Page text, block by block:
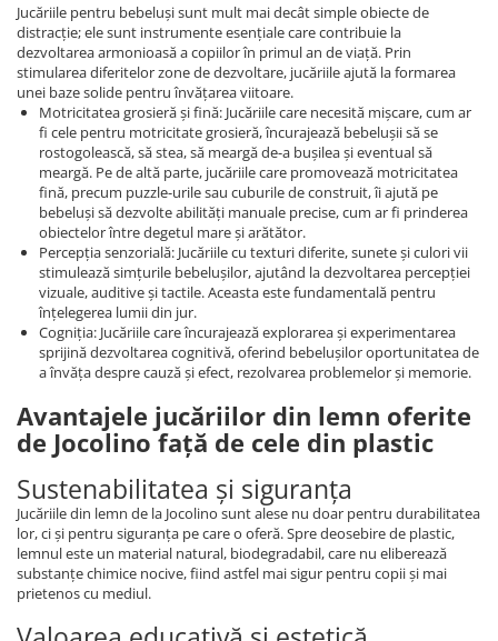
Jucăriile pentru bebeluși sunt mult mai decât simple obiecte de
distracție; ele sunt instrumente esențiale care contribuie la
dezvoltarea armonioasă a copiilor în primul an de viață. Prin
stimularea diferitelor zone de dezvoltare, jucăriile ajută la formarea
unei baze solide pentru învățarea viitoare.
Motricitatea grosieră și fină: Jucăriile care necesită mișcare, cum ar
fi cele pentru motricitate grosieră, încurajează bebelușii să se
rostogolească, să stea, să meargă de-a bușilea și eventual să
meargă. Pe de altă parte, jucăriile care promovează motricitatea
fină, precum puzzle-urile sau cuburile de construit, îi ajută pe
bebeluși să dezvolte abilități manuale precise, cum ar fi prinderea
obiectelor între degetul mare și arătător.
Percepția senzorială: Jucăriile cu texturi diferite, sunete și culori vii
stimulează simțurile bebelușilor, ajutând la dezvoltarea percepției
vizuale, auditive și tactile. Aceasta este fundamentală pentru
înțelegerea lumii din jur.
Cogniția: Jucăriile care încurajează explorarea și experimentarea
sprijină dezvoltarea cognitivă, oferind bebelușilor oportunitatea de
a învăța despre cauză și efect, rezolvarea problemelor și memorie.
Avantajele jucăriilor din lemn oferite
de Jocolino față de cele din plastic
Sustenabilitatea și siguranța
Jucăriile din lemn de la Jocolino sunt alese nu doar pentru durabilitatea
lor, ci și pentru siguranța pe care o oferă. Spre deosebire de plastic,
lemnul este un material natural, biodegradabil, care nu eliberează
substanțe chimice nocive, fiind astfel mai sigur pentru copii și mai
prietenos cu mediul.